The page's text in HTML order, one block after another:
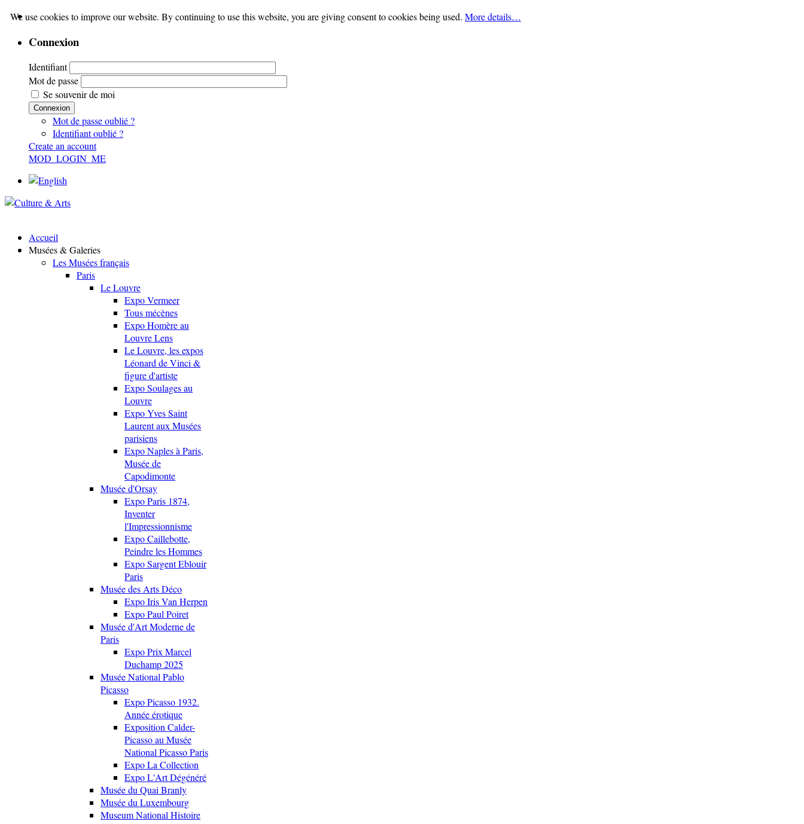
Connexion
Identifiant
Mot de passe
Se souvenir de moi
Connexion
Mot de passe oublié ?
Identifiant oublié ?
Create an account
MOD_LOGIN_ME
Accueil
Musées & Galeries
Les Musées français
Paris
Le Louvre
Expo Vermeer
Tous mécènes
Expo Homère au
Louvre Lens
Le Louvre, les expos
Léonard de Vinci &
figure d'artiste
Expo Soulages au
Louvre
Expo Yves Saint
Laurent aux Musées
parisiens
Expo Naples à Paris,
Musée de
Capodimonte
Musée d'Orsay
Expo Paris 1874,
Inventer
l'Impressionnisme
Expo Caillebotte,
Peindre les Hommes
Expo Sargent Eblouir
Paris
Musée des Arts Déco
Expo Iris Van Herpen
Expo Paul Poiret
Musée d'Art Moderne de
Paris
Expo Prix Marcel
Duchamp 2025
Musée National Pablo
Picasso
Expo Picasso 1932.
Année érotique
Exposition Calder-
Picasso au Musée
National Picasso Paris
Expo La Collection
Expo L'Art Dégénéré
Musée du Quai Branly
Musée du Luxembourg
Museum National Histoire
We use cookies to improve our website. By continuing to use this website, you are giving consent to cookies being used. More details…